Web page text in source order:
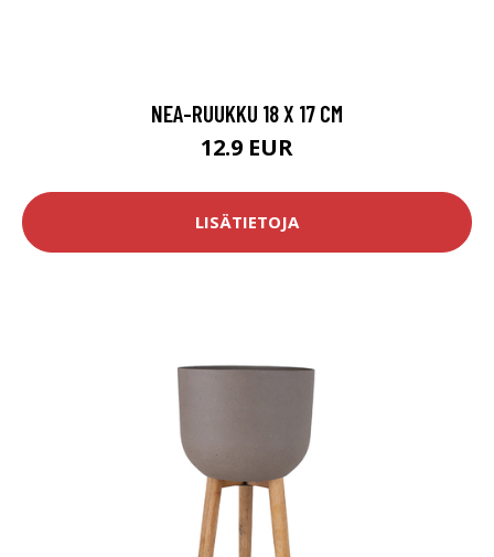
NEA-RUUKKU 18 X 17 CM
12.9 EUR
LISÄTIETOJA